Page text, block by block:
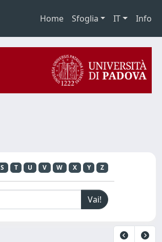
Home Sfoglia IT Info
S T U V W X Y Z